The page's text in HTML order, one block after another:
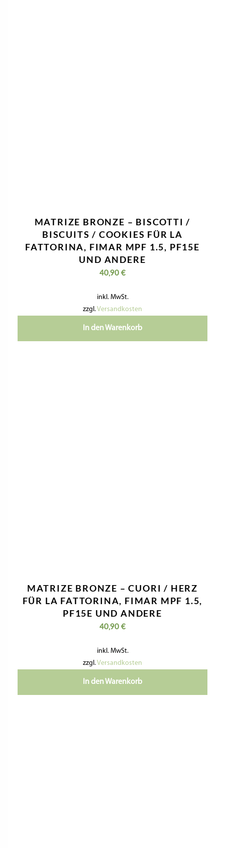
MATRIZE BRONZE – BISCOTTI /
BISCUITS / COOKIES FÜR LA
FATTORINA, FIMAR MPF 1.5, PF15E
UND ANDERE
40,90 €
inkl. MwSt.
zzgl.Versandkosten
In den Warenkorb
MATRIZE BRONZE – CUORI / HERZ
FÜR LA FATTORINA, FIMAR MPF 1.5,
PF15E UND ANDERE
40,90 €
inkl. MwSt.
zzgl.Versandkosten
In den Warenkorb